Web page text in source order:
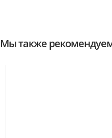
Мы также